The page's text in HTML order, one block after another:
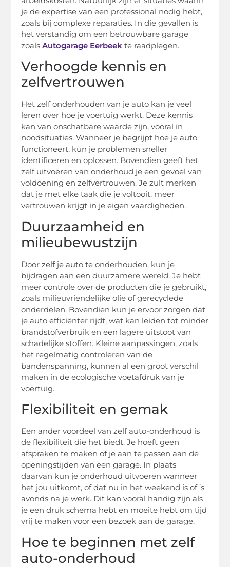
je de expertise van een professional nodig hebt,
zoals bij complexe reparaties. In die gevallen is
het verstandig om een betrouwbare garage
zoalsAutogarage Eerbeek te raadplegen.
Verhoogde kennis en
zelfvertrouwen
Het zelf onderhouden van je auto kan je veel
leren over hoe je voertuig werkt. Deze kennis
kan van onschatbare waarde zijn, vooral in
noodsituaties. Wanneer je begrijpt hoe je auto
functioneert, kun je problemen sneller
identificeren en oplossen. Bovendien geeft het
zelf uitvoeren van onderhoud je een gevoel van
voldoening en zelfvertrouwen. Je zult merken
dat je met elke taak die je voltooit, meer
vertrouwen krijgt in je eigen vaardigheden.
Duurzaamheid en
milieubewustzijn
Door zelf je auto te onderhouden, kun je
bijdragen aan een duurzamere wereld. Je hebt
meer controle over de producten die je gebruikt,
zoals milieuvriendelijke olie of gerecyclede
onderdelen. Bovendien kun je ervoor zorgen dat
je auto efficiënter rijdt, wat kan leiden tot minder
brandstofverbruik en een lagere uitstoot van
schadelijke stoffen. Kleine aanpassingen, zoals
het regelmatig controleren van de
bandenspanning, kunnen al een groot verschil
maken in de ecologische voetafdruk van je
voertuig.
Flexibiliteit en gemak
Een ander voordeel van zelf auto-onderhoud is
de flexibiliteit die het biedt. Je hoeft geen
afspraken te maken of je aan te passen aan de
openingstijden van een garage. In plaats
daarvan kun je onderhoud uitvoeren wanneer
het jou uitkomt, of dat nu in het weekend is of ’s
avonds na je werk. Dit kan vooral handig zijn als
je een druk schema hebt en moeite hebt om tijd
vrij te maken voor een bezoek aan de garage.
Hoe te beginnen met zelf
auto-onderhoud